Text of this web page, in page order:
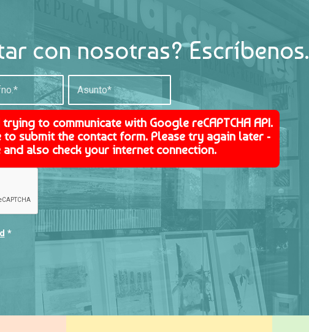
con nosotras? Escríbenos.
to communicate with Google reCAPTCHA API.
submit the contact form. Please try again later -
also check your internet connection.
*